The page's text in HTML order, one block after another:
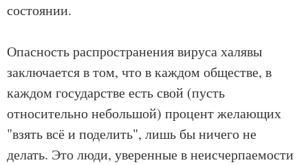
состоянии.
Опасность распространения вируса халявы
заключается в том, что в каждом обществе, в
каждом государстве есть свой (пусть
относительно небольшой) процент желающих
"взять всё и поделить", лишь бы ничего не
делать. Это люди, уверенные в неисчерпаемости